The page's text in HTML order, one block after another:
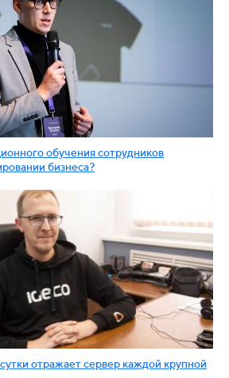
обучения сотрудников
бизнеса?
отражает сервер каждой крупной